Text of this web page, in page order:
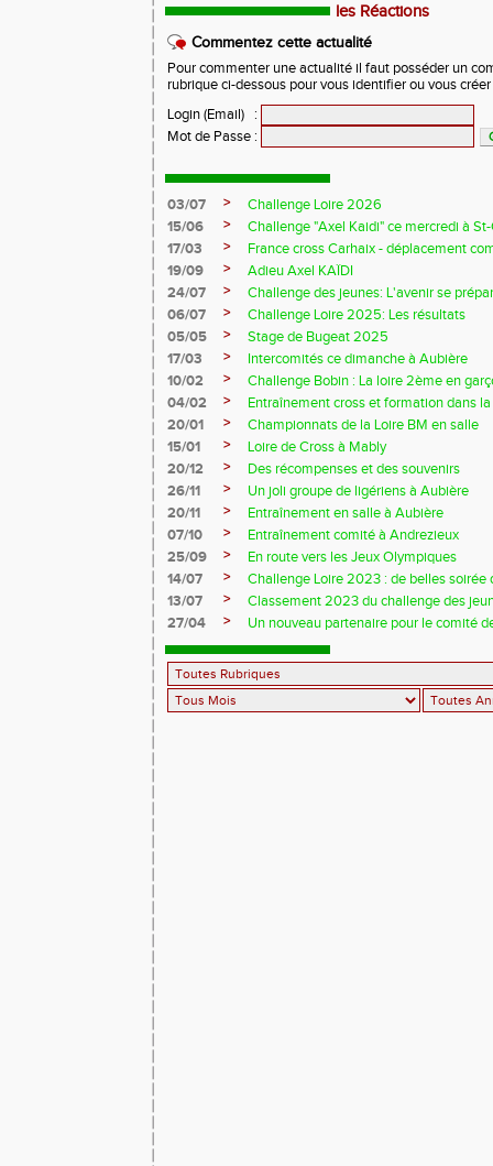
les Réactions
Commentez cette actualité
Pour commenter une actualité il faut posséder un
rubrique ci-dessous pour vous identifier ou vous
Login (Email)
:
Mot de Passe :
03/07 >
Challenge Loire 2026
15/06
>
Challenge "Axel Kaidi" ce mercredi à
17/03
>
France cross Carhaix - déplacement
19/09
>
Adieu Axel KAÏDI
24/07
>
Challenge des jeunes: L'avenir se
06/07
>
Challenge Loire 2025: Les résultats
05/05
>
Stage de Bugeat 2025
17/03
>
Intercomités ce dimanche à Aubière
10/02
>
Challenge Bobin : La loire 2ème en
04/02
>
Entraînement cross et formation dans
20/01
>
Championnats de la Loire BM en salle
15/01
>
Loire de Cross à Mably
20/12
>
Des récompenses et des souvenirs
26/11
>
Un joli groupe de ligériens à Aubière
20/11
>
Entraînement en salle à Aubière
07/10
>
Entraînement comité à Andrezieux
25/09
>
En route vers les Jeux Olympiques
14/07
>
Challenge Loire 2023 : de belles soirée
13/07
>
Classement 2023 du challenge des
27/04
> Un nouveau partenaire pour le comité